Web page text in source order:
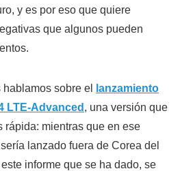
y es por eso que quiere
que algunos pueden
sobre el
lanzamiento
LTE-Advanced , una versión que
rápida: mientras que en ese
lanzado fuera de Corea del
informe que se ha dado, se